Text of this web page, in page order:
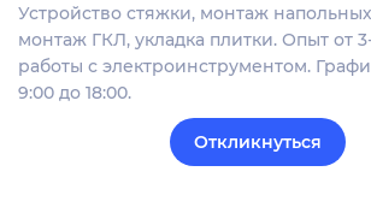
Устройство стяжки, монтаж
монтаж ГКЛ, укладка плитки. Опыт от
работы с электроинструментом.
9:00 до 18:00.
Откликнуться